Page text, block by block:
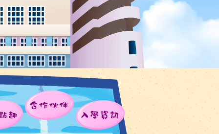
趣
合作伙伴
入學資訊